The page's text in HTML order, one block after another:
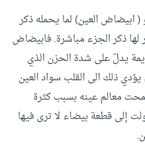
( ابيضاض العين) لما يحمله ذكر
لها ذكر الجزء مباشرة. فابيضاض
يدلّ على شدة الحزن الذي
ذلك الى القلب سواد العين
معالم عينه بسبب كثرة
إلى قطعة بيضاء لا ترى فيها